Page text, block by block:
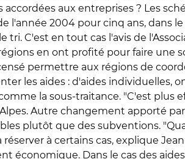
aux entreprises ? Les
2004 pour cinq ans, dans le
C'est en tout cas l'avis de
en ont profité pour faire une
permettre aux régions de
les aides : d'aides individuelles,
la sous-traitance. "C'est plus
Autre changement apporté par
plutôt que des subventions.
à certains cas, explique
économique. Dans le cas des